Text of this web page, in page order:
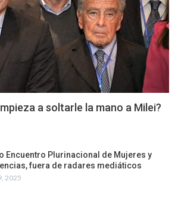
a soltarle la mano a Milei?
Encuentro Plurinacional de Mujeres y
fuera de radares mediáticos
2025